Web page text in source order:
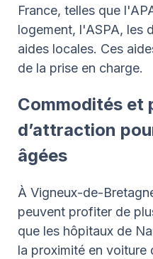
France, telles que
logement, l'ASPA, les
aides locales. Ces
de la prise en charge.
Commodités et
d’attraction
âgées
À Vigneux-de-
peuvent profiter de
que les hôpitaux de
la proximité en